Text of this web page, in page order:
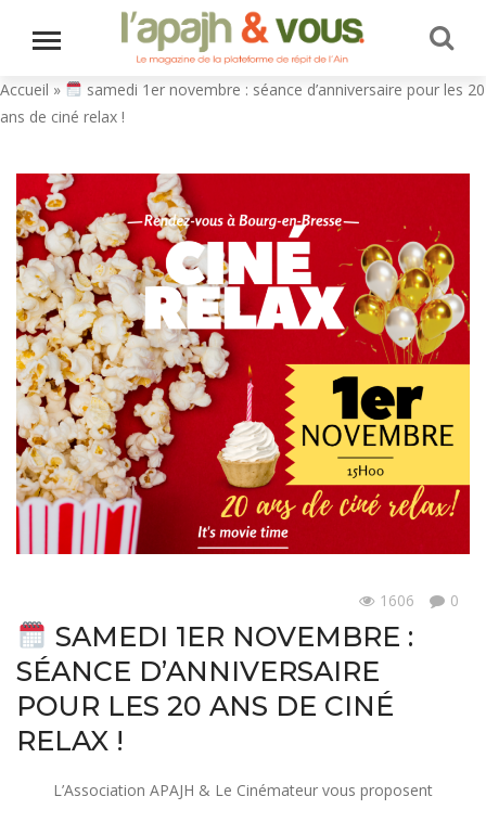
Accueil »
samedi 1er novembre : séance d’anniversaire pour les 20
ans de ciné relax !
1606 0
SAMEDI 1ER NOVEMBRE :
SÉANCE D’ANNIVERSAIRE
POUR LES 20 ANS DE CINÉ
RELAX !
L’Association APAJH & Le Cinémateur vous proposent